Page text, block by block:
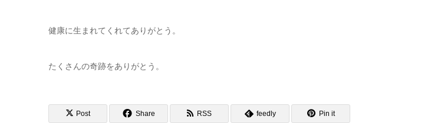
健康に生まれてくれてありがとう。
たくさんの奇跡をありがとう。
Post Share RSS feedly Pin it